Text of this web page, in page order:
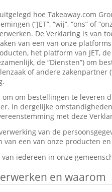
hoe Takeaway.com
(“JET”, “wij”, “ons” of
De Verklaring is van
van een van onze
het platform van JET,
de “Diensten”) om
of andere zakenpartner
om bestellingen te leveren
In dergelijke
met deze
van de
een van onze producten
iedereen in onze
en waarom